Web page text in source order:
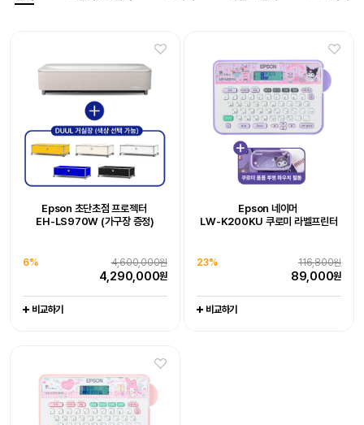
Epson 초단초점 프로젝터
EH-LS970W (가구장 증정)
4,600,000원
6%
4,290,000원
비교하기
Epson 네이머
LW-K200KU 쿠로미 라벨프린터
116,800원
23%
89,000원
비교하기
Epson EcoTank
포토 복합기 L8180
704,000원
0%
704,000원
비교하기
Epson EcoTank Pro
팩스 복합기 L15150
1,065,000원
1%
1,044,000원
비교하기
Epson WorkForce DS-530III
417,000원
비교하기
Epson WorkForce DS-785W
519,000원
비교하기
Epson 네이머
LW-K200DA 곰돌이 푸 라벨프린터
128,000원
19%
102,800원
비교하기
Epson 네이머
LW-H200RK 리락쿠마 라벨프린터
111,000원
20%
88,600원
비교하기
Epson 초단초점 프로젝터
EH-LS970W (가구장 증정)
4,290,000원
[잇섭 Pick] 엡손 라이프스튜디오
빔프로젝터 (EF-72)
1,649,000원